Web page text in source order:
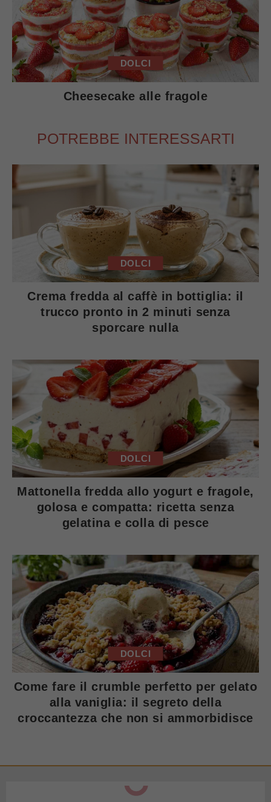
DOLCI
Cheesecake alle fragole
POTREBBE INTERESSARTI
DOLCI
Crema fredda al caffè in bottiglia: il
trucco pronto in 2 minuti senza
sporcare nulla
DOLCI
Mattonella fredda allo yogurt e fragole,
golosa e compatta: ricetta senza
gelatina e colla di pesce
DOLCI
Come fare il crumble perfetto per gelato
alla vaniglia: il segreto della
croccantezza che non si ammorbidisce